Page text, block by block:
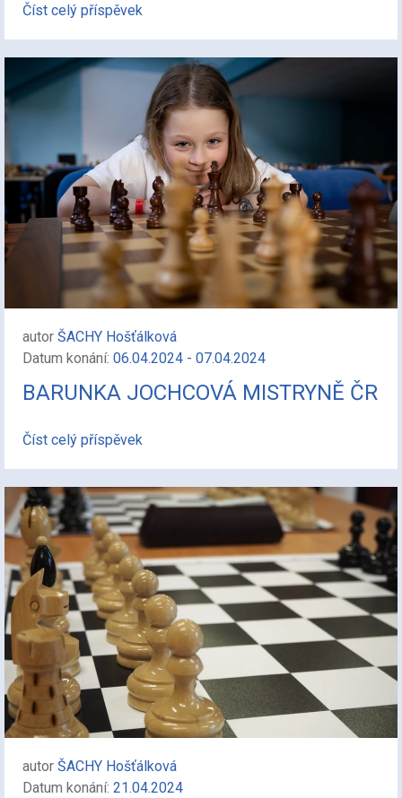
Číst celý příspěvek
autor ŠACHY Hošťálková
Datum konání: 06.04.2024 - 07.04.2024
BARUNKA JOCHCOVÁ MISTRYNĚ ČR
Číst celý příspěvek
autor ŠACHY Hošťálková
Datum konání: 21.04.2024